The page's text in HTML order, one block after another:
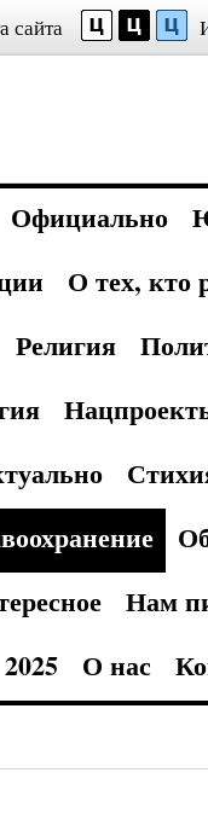
сайта
Официально
О тех, кто
Религия
Нам
2025 О нас